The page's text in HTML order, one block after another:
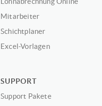
Mitarbeiter
Schichtplaner
Excel-Vorlagen
SUPPORT
Support Pakete